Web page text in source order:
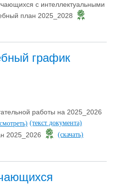
с интеллектуальными
план 2025_2028
график
работы на 2025_2026
(текст документа)
2025_2026
(скачать)